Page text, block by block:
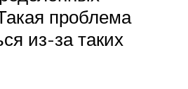
проблема
из-за таких